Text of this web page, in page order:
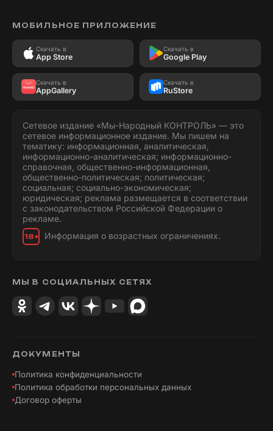
МОБИЛЬНОЕ ПРИЛОЖЕНИЕ
Скачать в
App Store
Скачать в
Google Play
Скачать в
AppGallery
Скачать в
RuStore
Сетевое издание «Мы-Народный КОНТРОЛЬ» — это
сетевое информационное издание. Мы пишем на
тематику: информационная, аналитическая,
информационно-аналитическая; информационно-
справочная, общественно-информационная,
общественно-политическая; политическая;
социальная; социально-экономическая;
юридическая; реклама размещается в соответствии
с законодательством Российской Федерации о
рекламе.
18+ Информация о возрастных ограничениях.
МЫ В СОЦИАЛЬНЫХ СЕТЯХ
ДОКУМЕНТЫ
Политика конфиденциальности
Политика обработки персональных данных
Договор оферты